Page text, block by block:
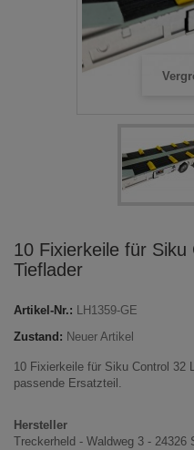
10 Fixierkeile für
Tieflader
Artikel-Nr.: LH1359-GE
Zustand: Neuer Artikel
10 Fixierkeile für Siku Control 32
passende Ersatzteil.
Hersteller
Treckerheld - Waldweg 3 - 24326